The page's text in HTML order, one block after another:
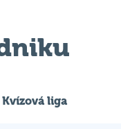
Kvízová liga